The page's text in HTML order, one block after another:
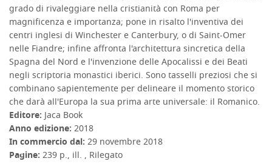
grado di rivaleggiare nella cristianità con Roma per
magnificenza e importanza; pone in risalto l'inventiva dei
centri inglesi di Winchester e Canterbury, o di Saint-Omer
nelle Fiandre; infine affronta l'architettura sincretica della
Spagna del Nord e l'invenzione delle Apocalissi e dei Beati
negli scriptoria monastici iberici. Sono tasselli preziosi che si
combinano sapientemente per delineare il momento storico
che darà all'Europa la sua prima arte universale: il Romanico.
Editore: Jaca Book
Anno edizione: 2018
In commercio dal: 29 novembre 2018
Pagine: 239 p., ill. , Rilegato